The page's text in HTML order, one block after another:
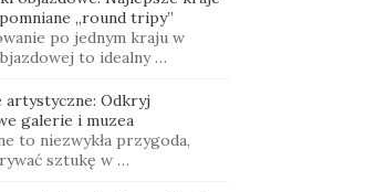
„round tripy”
po jednym kraju w
to idealny …
artystyczne: Odkryj
galerie i muzea
to niezwykła przygoda,
sztukę w …